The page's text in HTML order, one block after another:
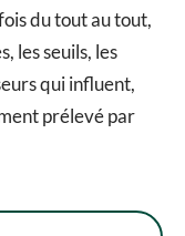
du tout au tout,
les seuils, les
qui influent,
prélevé par